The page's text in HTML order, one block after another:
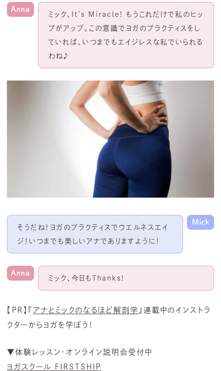
Anna
ミック、It’s Miracle! もうこれだけで私のヒッ
プがアップ。この意識でヨガのプラクティスをし
ていれば、いつまでもエイジレスな私でいられる
わね♪
そうだね！ヨガのプラクティスでウエルネスエイ
ジ！いつまでも美しいアナでありますように！
Mick
Anna
ミック、今日もThanks!
【 PR 】『 アナとミックのなるほど解剖学 』連載中のインストラ
クターからヨガを学ぼう！
▼ 体験レッスン・オンライン説明会受付中
ヨガスクール FIRSTSHIP